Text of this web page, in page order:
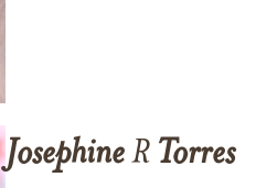
JosephineR Torres